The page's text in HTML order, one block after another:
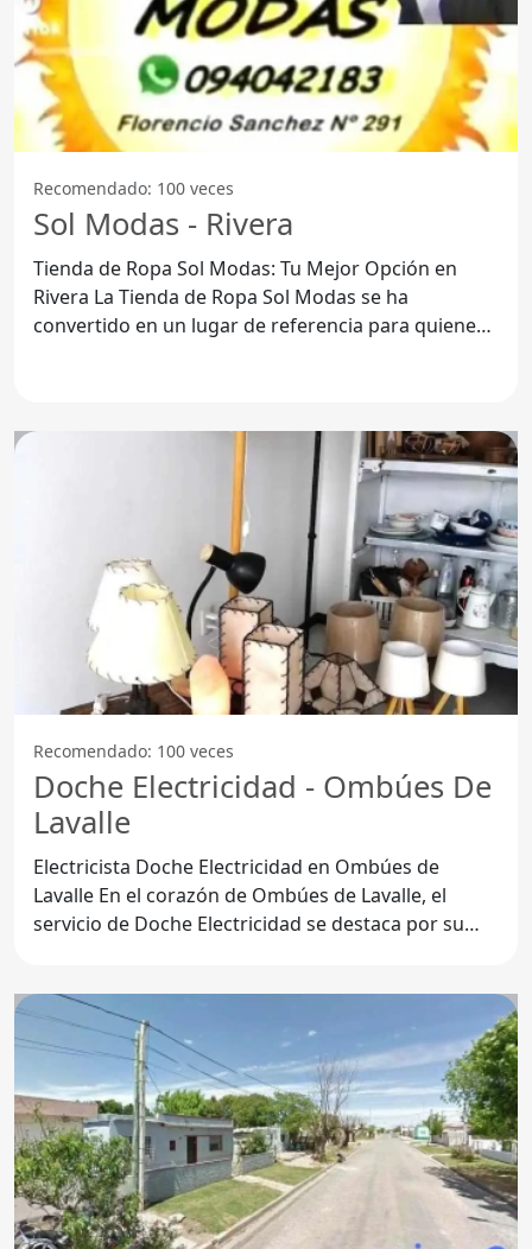
Recomendado: 100 veces
Sol Modas - Rivera
Tienda de Ropa Sol Modas: Tu Mejor Opción en
Rivera La Tienda de Ropa Sol Modas se ha
convertido en un lugar de referencia para quienes
Recomendado: 100 veces
Doche Electricidad - Ombúes De
Lavalle
Electricista Doche Electricidad en Ombúes de
Lavalle En el corazón de Ombúes de Lavalle, el
servicio de Doche Electricidad se destaca por su